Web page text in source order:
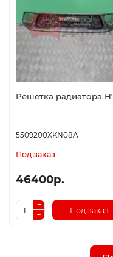
Решетка радиатора
5509200XKN08A
Под заказ
46400р.
Под заказ